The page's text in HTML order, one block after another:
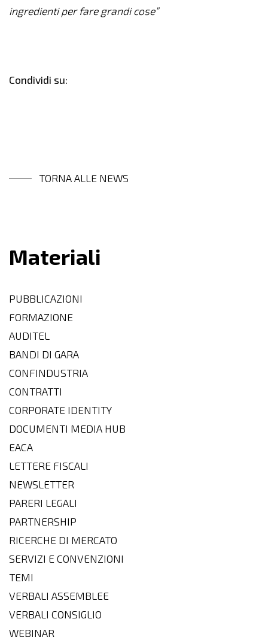
ingredienti per fare grandi cose”
Condividi su:
TORNA ALLE NEWS
Materiali
PUBBLICAZIONI
FORMAZIONE
AUDITEL
BANDI DI GARA
CONFINDUSTRIA
CONTRATTI
CORPORATE IDENTITY
DOCUMENTI MEDIA HUB
EACA
LETTERE FISCALI
NEWSLETTER
PARERI LEGALI
PARTNERSHIP
RICERCHE DI MERCATO
SERVIZI E CONVENZIONI
TEMI
VERBALI ASSEMBLEE
VERBALI CONSIGLIO
WEBINAR